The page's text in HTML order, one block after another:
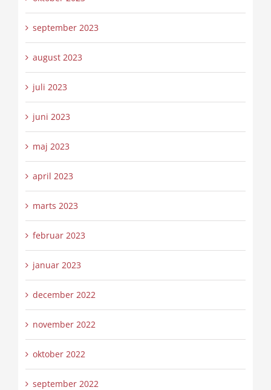
september 2023
august 2023
juli 2023
juni 2023
maj 2023
april 2023
marts 2023
februar 2023
januar 2023
december 2022
november 2022
oktober 2022
september 2022